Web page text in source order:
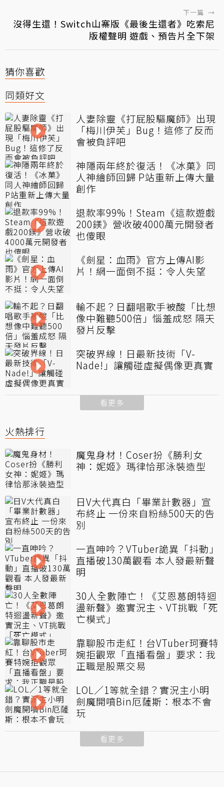
下一篇 →
沒得生還！Switch山寨版《最後生還者》吃索尼
版權聲明 遊戲、預告片全下架
猜你喜歡
同類好文
人妻除靈《打屁股驅魔師》出現
「梅川伊芙」Bug！這修了反而
會被負評吧
神隱兩年終於復活！《冰菓》同
人神繪師回歸 P站重新上傳大量
創作
退款率99%！Steam《這款遊戲
200鎂》營收破4000萬元開發者
也傻眼
《劍星：血雨》官方上傳AI影
片！網一面倒不挺：令人失望
輸不起？日翻唱歌手被酸「比想
像中難聽500倍」惱羞成怒 隔天
發片反擊
突破界線！日最新技術「V-
Nade!」讓觸碰虛擬偶像更真實
看更多
火熱排行
魔鬼身材！Coser扮《勝利女
神：妮姬》瑪律恰那泳裝造型
日V大代真白「畢業計數器」宣
布終止 一份來自粉絲500天的告
別
一直呻吟？VTuber詭異「抖動」
直播破130萬觀看 本人發最新聲
明
30人全數陣亡！《艾恩葛朗特迴
盪新聲》邀實況主、VT挑戰「死
亡模式」
靠聊股市走紅！台VTuber珂賽特
婉拒觀眾「直播看盤」要求：我
正職是股票交易
LOL／1等就全錯？實況主小明
劍魔開噴Bin厄薩斯：根本不會
玩
看更多